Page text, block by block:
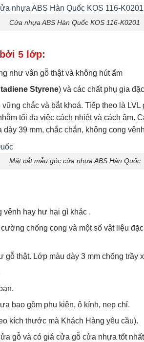
Cửa nhựa ABS Hàn Quốc KOS 116-K0201
5 lớp:
như vân gỗ thật và không hút ẩm
Styrene) và các chất phụ gia
chắc và bắt khoá. Tiếp theo là
tối đa việc cách nhiệt và cách
39 mm, chắc chắn, không cong
Mặt cắt mẫu góc cửa nhựa ABS Hàn Quốc
vênh hay hư hại gì khác .
chống cong và một số vật liệu
thật. Lớp màu dày 3 mm chống trầy
bao gồm phụ kiện, ô kính, nẹp chỉ.
kích thước mà Khách Hàng yêu cầu).
gỗ và có giá cửa gỗ cửa nhựa tốt